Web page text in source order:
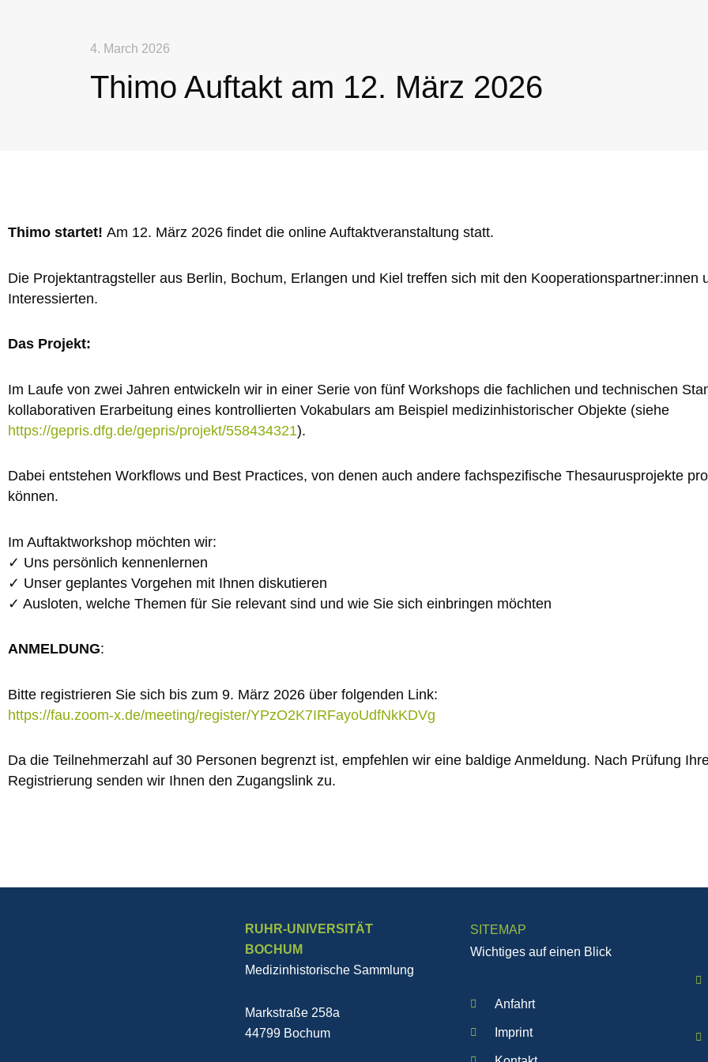
4. March 2026
Thimo Auftakt am 12. März 2026
Thimo startet! Am 12. März 2026 findet die online Auftaktveranstaltung statt.
Die Projektantragsteller aus Berlin, Bochum, Erlangen und Kiel treffen sich mit den Kooperationspartner:innen
Interessierten.
Das Projekt:
Im Laufe von zwei Jahren entwickeln wir in einer Serie von fünf Workshops die fachlichen und technischen
kollaborativen Erarbeitung eines kontrollierten Vokabulars am Beispiel medizinhistorischer Objekte (siehe
https://gepris.dfg.de/gepris/projekt/558434321).
Dabei entstehen Workflows und Best Practices, von denen auch andere fachspezifische Thesaurusprojekte
können.
Im Auftaktworkshop möchten wir:
✓ Uns persönlich kennenlernen
✓ Unser geplantes Vorgehen mit Ihnen diskutieren
✓ Ausloten, welche Themen für Sie relevant sind und wie Sie sich einbringen möchten
ANMELDUNG:
Bitte registrieren Sie sich bis zum 9. März 2026 über folgenden Link:
https://fau.zoom-x.de/meeting/register/YPzO2K7IRFayoUdfNkKDVg
Da die Teilnehmerzahl auf 30 Personen begrenzt ist, empfehlen wir eine baldige Anmeldung. Nach Prüfung
Registrierung senden wir Ihnen den Zugangslink zu.
RUHR-UNIVERSITÄT
BOCHUM
Medizinhistorische Sammlung
Markstraße 258a
44799 Bochum
SITEMAP
Wichtiges auf einen Blick
Anfahrt
Imprint